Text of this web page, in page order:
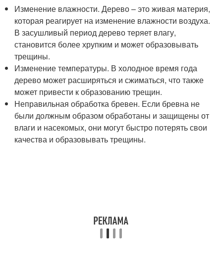
Изменение влажности. Дерево – это живая материя,
которая реагирует на изменение влажности воздуха.
В засушливый период дерево теряет влагу,
становится более хрупким и может образовывать
трещины.
Изменение температуры. В холодное время года
дерево может расширяться и сжиматься, что также
может привести к образованию трещин.
Неправильная обработка бревен. Если бревна не
были должным образом обработаны и защищены от
влаги и насекомых, они могут быстро потерять свои
качества и образовывать трещины.